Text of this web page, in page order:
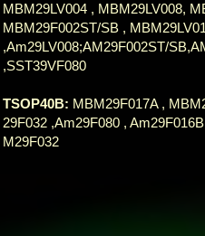
MBM29LV004 , MBM29LV008,
MBM29F002ST/SB ,
,Am29LV008;AM29F002ST/
,SST39VF080
TSOP40B: MBM29F017A ,
29F032 ,Am29F080 ,
M29F032